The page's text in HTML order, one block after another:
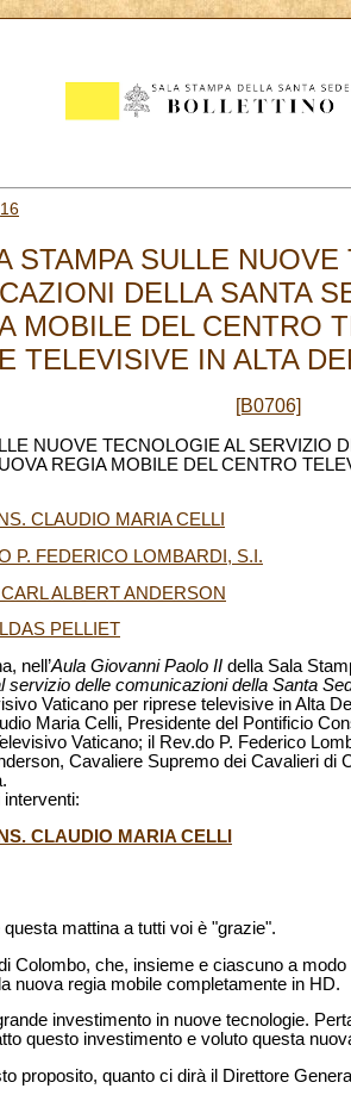
16
STAMPA SULLE
DELLA SANTA
MOBILE DEL CENTRO
TELEVISIVE IN ALTA
[B0706]
NUOVE TECNOLOGIE AL SERVIZIO
REGIA MOBILE DEL CENTRO
CLAUDIO MARIA CELLI
P. FEDERICO LOMBARDI, S.I.
ALBERT ANDERSON
PELLIET
nell’Aula Giovanni Paolo II della Sala
servizio delle comunicazioni della Santa
Vaticano per riprese televisive in Alta
Maria Celli, Presidente del Pontificio
Vaticano; il Rev.do P. Federico
Cavaliere Supremo dei Cavalieri di
CLAUDIO MARIA CELLI
mattina a tutti voi è "grazie".
Colombo, che, insieme e ciascuno a
nuova regia mobile completamente in HD.
investimento in nuove tecnologie.
questo investimento e voluto questa
proposito, quanto ci dirà il Direttore